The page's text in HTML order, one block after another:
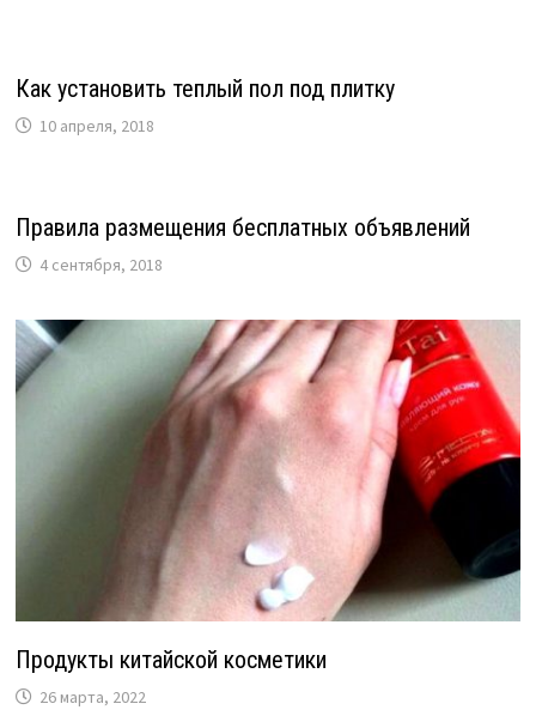
Как установить теплый пол под плитку
10 апреля, 2018
Правила размещения бесплатных объявлений
4 сентября, 2018
Продукты китайской косметики
26 марта, 2022